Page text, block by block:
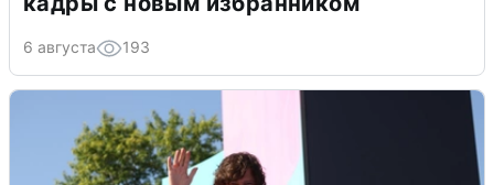
6 августа 193